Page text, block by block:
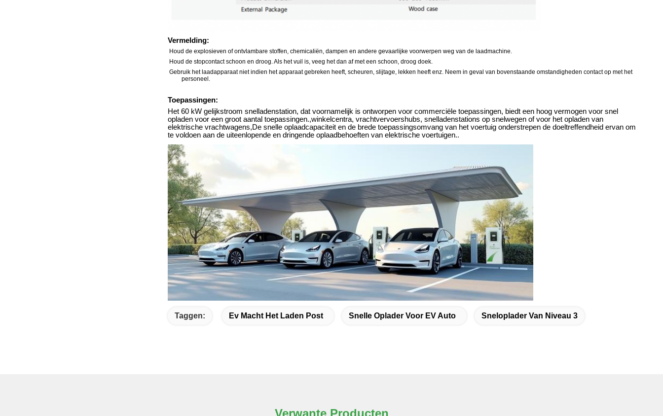
Vermelding:
Houd de explosieven of ontvlambare stoffen, chemicaliën, dampen en andere gevaarlijke voorwerpen weg van de laadmachine.
Houd de stopcontact schoon en droog. Als het vuil is, veeg het dan af met een schoon, droog doek.
Gebruik het laadapparaat niet indien het apparaat gebreken heeft, scheuren, slijtage, lekken heeft enz. Neem in geval van bovenstaande omstandigheden contact op met het
personeel.
Toepassingen:
Het 60 kW gelijkstroom snelladenstation, dat voornamelijk is ontworpen voor commerciële toepassingen, biedt een hoog vermogen voor snel
opladen voor een groot aantal toepassingen.,winkelcentra, vrachtvervoershubs, snelladenstations op snelwegen of voor het opladen van
elektrische vrachtwagens,De snelle oplaadcapaciteit en de brede toepassingsomvang van het voertuig onderstrepen de doeltreffendheid ervan om
te voldoen aan de uiteenlopende en dringende oplaadbehoeften van elektrische voertuigen..
Taggen: Ev Macht Het Laden Post Snelle Oplader Voor EV Auto Sneloplader Van Niveau 3